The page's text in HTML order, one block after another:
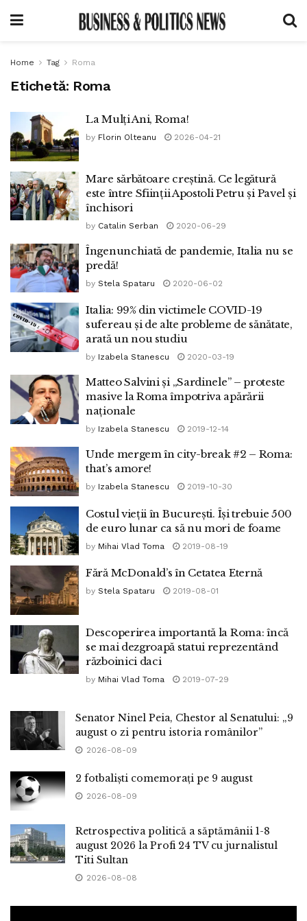
Home Tag Roma
Etichetă: Roma
La Mulți Ani, Roma!
by Florin Olteanu 2026-04-21
Mare sărbătoare creștină. Ce legătură
este între Sființii Apostoli Petru și Pavel și
închisori
by Catalin Serban 2020-06-29
Îngenunchiată de pandemie, Italia nu se
predă!
by Stela Spataru 2020-06-02
Italia: 99% din victimele COVID-19
sufereau și de alte probleme de sănătate,
arată un nou studiu
by Izabela Stanescu 2020-03-19
Matteo Salvini și „Sardinele” – proteste
masive la Roma împotriva apărării
naționale
by Izabela Stanescu 2019-12-14
Unde mergem în city-break #2 – Roma:
that’s amore!
by Izabela Stanescu 2019-10-30
Costul vieții în București. Își trebuie 500
de euro lunar ca să nu mori de foame
by Mihai Vlad Toma 2019-08-19
Fără McDonald’s în Cetatea Eternă
by Stela Spataru 2019-08-01
Descoperirea importantă la Roma: încă
se mai dezgroapă statui reprezentând
războinici daci
by Mihai Vlad Toma 2019-07-29
Senator Ninel Peia, Chestor al Senatului: „9
august o zi pentru istoria românilor”
2026-08-09
2 fotbaliști comemorați pe 9 august
2026-08-09
Retrospectiva politică a săptămânii 1-8
august 2026 la Profi 24 TV cu jurnalistul
Titi Sultan
2026-08-08